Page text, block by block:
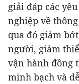
giải đáp các
nghiệp về
qua đó giảm
người, giảm
vận hành đồng
minh bạch và